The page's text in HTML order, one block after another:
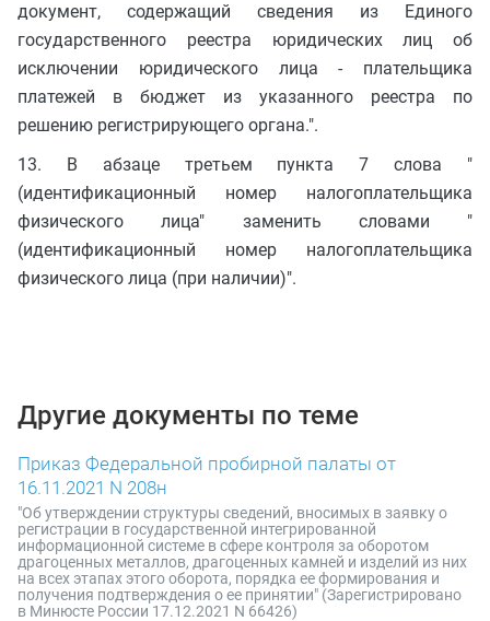
документ, содержащий сведения из Единого
государственного реестра юридических лиц об
исключении юридического лица - плательщика
платежей в бюджет из указанного реестра по
решению регистрирующего органа.".
13. В абзаце третьем пункта 7 слова "
(идентификационный номер налогоплательщика
физического лица" заменить словами "
(идентификационный номер налогоплательщика
физического лица (при наличии)".
Другие документы по теме
Приказ Федеральной пробирной палаты от
16.11.2021 N 208н
"Об утверждении структуры сведений, вносимых в заявку о
регистрации в государственной интегрированной
информационной системе в сфере контроля за оборотом
драгоценных металлов, драгоценных камней и изделий из них
на всех этапах этого оборота, порядка ее формирования и
получения подтверждения о ее принятии" (Зарегистрировано
в Минюсте России 17.12.2021 N 66426)